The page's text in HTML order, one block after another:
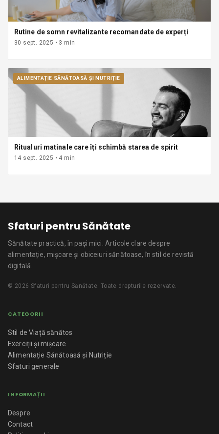
Rutine de somn revitalizante recomandate de experți
30 sept. 2025 • 3 min
ALIMENTAȚIE SĂNĂTOASĂ ȘI NUTRIȚIE
Ritualuri matinale care îți schimbă starea de spirit
14 sept. 2025 • 4 min
Sfaturi pentru Sănătate
Sănătate practică, în pași mici. Articole clare despre
alimentație, mișcare și obiceiuri sănătoase, în stil de revistă
digitală.
© 2026 Sfaturi pentru Sănătate . Toate drepturile rezervate.
CATEGORII
Stil de Viață sănătos
Exerciții și mișcare
Alimentație Sănătoasă și Nutriție
Sfaturi generale
INFORMAȚII
Despre
Contact